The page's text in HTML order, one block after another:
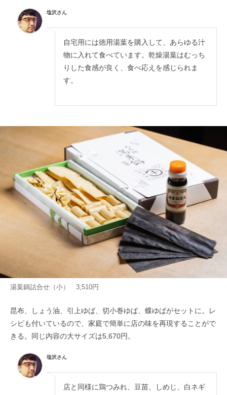
塩沢さん
自宅用には徳用湯葉を購入して、あらゆる汁
物に入れて食べています。乾燥湯葉はむっち
りした食感が良く、食べ応えを感じられま
す。
湯葉鍋詰合せ（小） 3,510円
昆布、しょう油、引上ゆば、切小巻ゆば、蝶ゆばがセットに。レ
シピも付いているので、家庭で簡単に店の味を再現することがで
きる。同じ内容の大サイズは5,670円。
塩沢さん
店と同様に鶏つみれ、豆苗、しめじ、白ネギ